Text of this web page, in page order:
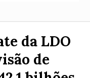
da LDO
de